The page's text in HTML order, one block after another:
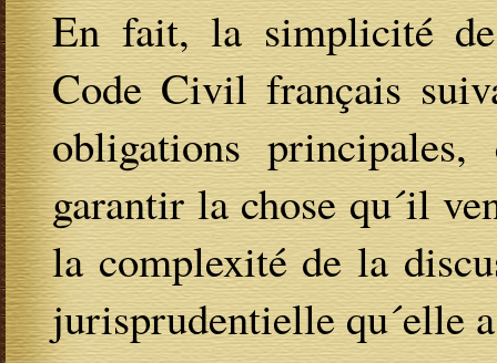
En fait, la simplicité
Code Civil français
obligations
garantir la chose qu´il
la complexité de la
jurisprudentielle qu´elle